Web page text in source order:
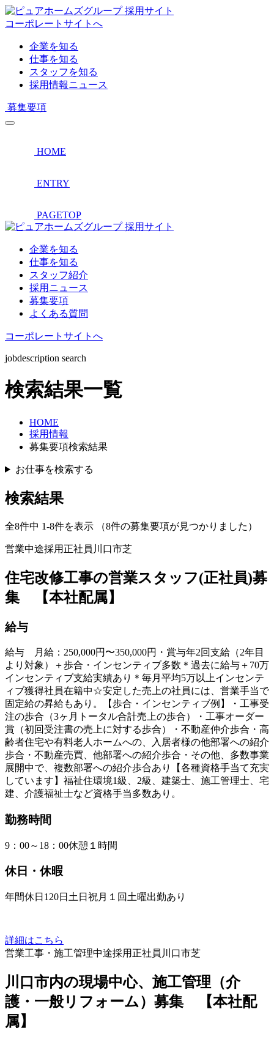
採用サイト
コーポレートサイトへ
企業を知る
仕事を知る
スタッフを知る
採用情報ニュース
募集要項
HOME
ENTRY
PAGETOP
採用サイト
企業を知る
仕事を知る
スタッフ紹介
採用ニュース
募集要項
よくある質問
コーポレートサイトへ
jobdescription search
検索結果一覧
HOME
採用情報
募集要項検索結果
お仕事を検索する
検索結果
全8件中 1-8件を表示 （8件の募集要項が見つかりました）
営業中途採用 正社員 川口市芝
住宅改修工事の営業スタッフ(正社員)募
集 【本社配属】
給与
給与 月給：250,000円〜350,000円・賞与年2回支給（2年目
より対象）＋歩合・インセンティブ多数＊過去に給与＋70万
インセンティブ支給実績あり＊毎月平均5万以上インセンテ
ィブ獲得社員在籍中☆安定した売上の社員には、営業手当で
固定給の昇給もあり。【歩合・インセンティブ例】・工事受
注の歩合（3ヶ月トータル合計売上の歩合）・工事オーダー
賞（初回受注書の売上に対する歩合）・不動産仲介歩合・高
齢者住宅や有料老人ホームへの、入居者様の他部署への紹介
歩合・不動産売買、他部署への紹介歩合・その他、多数事業
展開中で、複数部署への紹介歩合あり【各種資格手当て充実
しています】福祉住環境1級、2級、建築士、施工管理士、宅
建、介護福祉士など資格手当多数あり。
勤務時間
9：00～18：00休憩１時間
休日・休暇
年間休日120日土日祝月１回土曜出勤あり
詳細はこちら
営業工事・施工管理中途採用 正社員 川口市芝
川口市内の現場中心、施工管理（介
護・一般リフォーム）募集 【本社配
属】